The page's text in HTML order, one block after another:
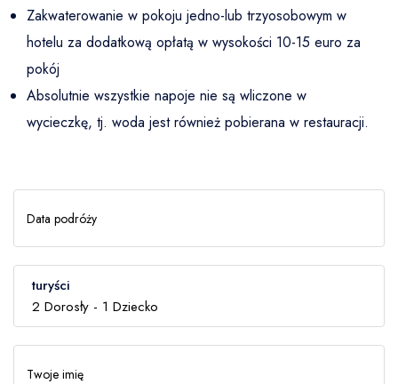
Zakwaterowanie w pokoju jedno-lub trzyosobowym w
hotelu za dodatkową opłatą w wysokości 10-15 euro za
pokój
Absolutnie wszystkie napoje nie są wliczone w
wycieczkę, tj. woda jest również pobierana w restauracji.
Data podróży
turyści
2 Dorosły - 1 Dziecko
Twoje imię
2Dorosły -1Dziecko
Dorosły 2
Twoje imię
E-Mail